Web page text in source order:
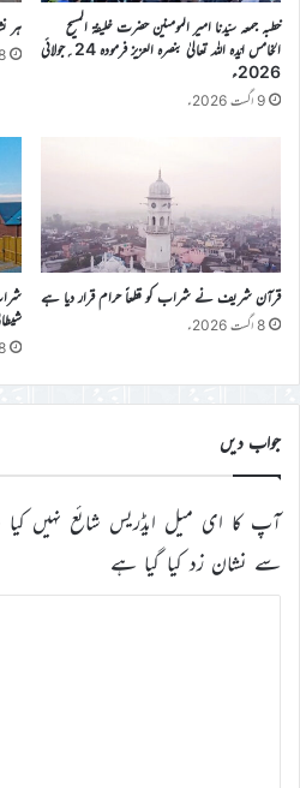
خطبہ جمعہ سیّدنا امیر المومنین حضرت خلیفۃ المسیح
الخامس ایّدہ اللہ تعالیٰ بنصرہ العزیز فرمودہ 24؍جولائی
2026ء
9 اگست 2026ء
ہر
8
قرآن شریف نے شراب کو قطعاً حرام قرار دیا ہے
8 اگست 2026ء
8
جواب دیں
آپ کا ای میل ایڈریس شائع نہیں کیا
سے نشان زد کیا گیا ہے